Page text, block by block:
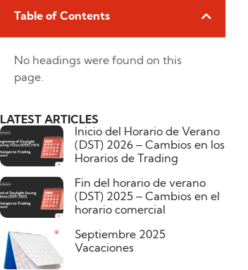
Table of Contents
No headings were found on this
page.
LATEST ARTICLES
Inicio del Horario de Verano
(DST) 2026 – Cambios en los
Horarios de Trading
Fin del horario de verano
(DST) 2025 – Cambios en el
horario comercial
Septiembre 2025
Vacaciones